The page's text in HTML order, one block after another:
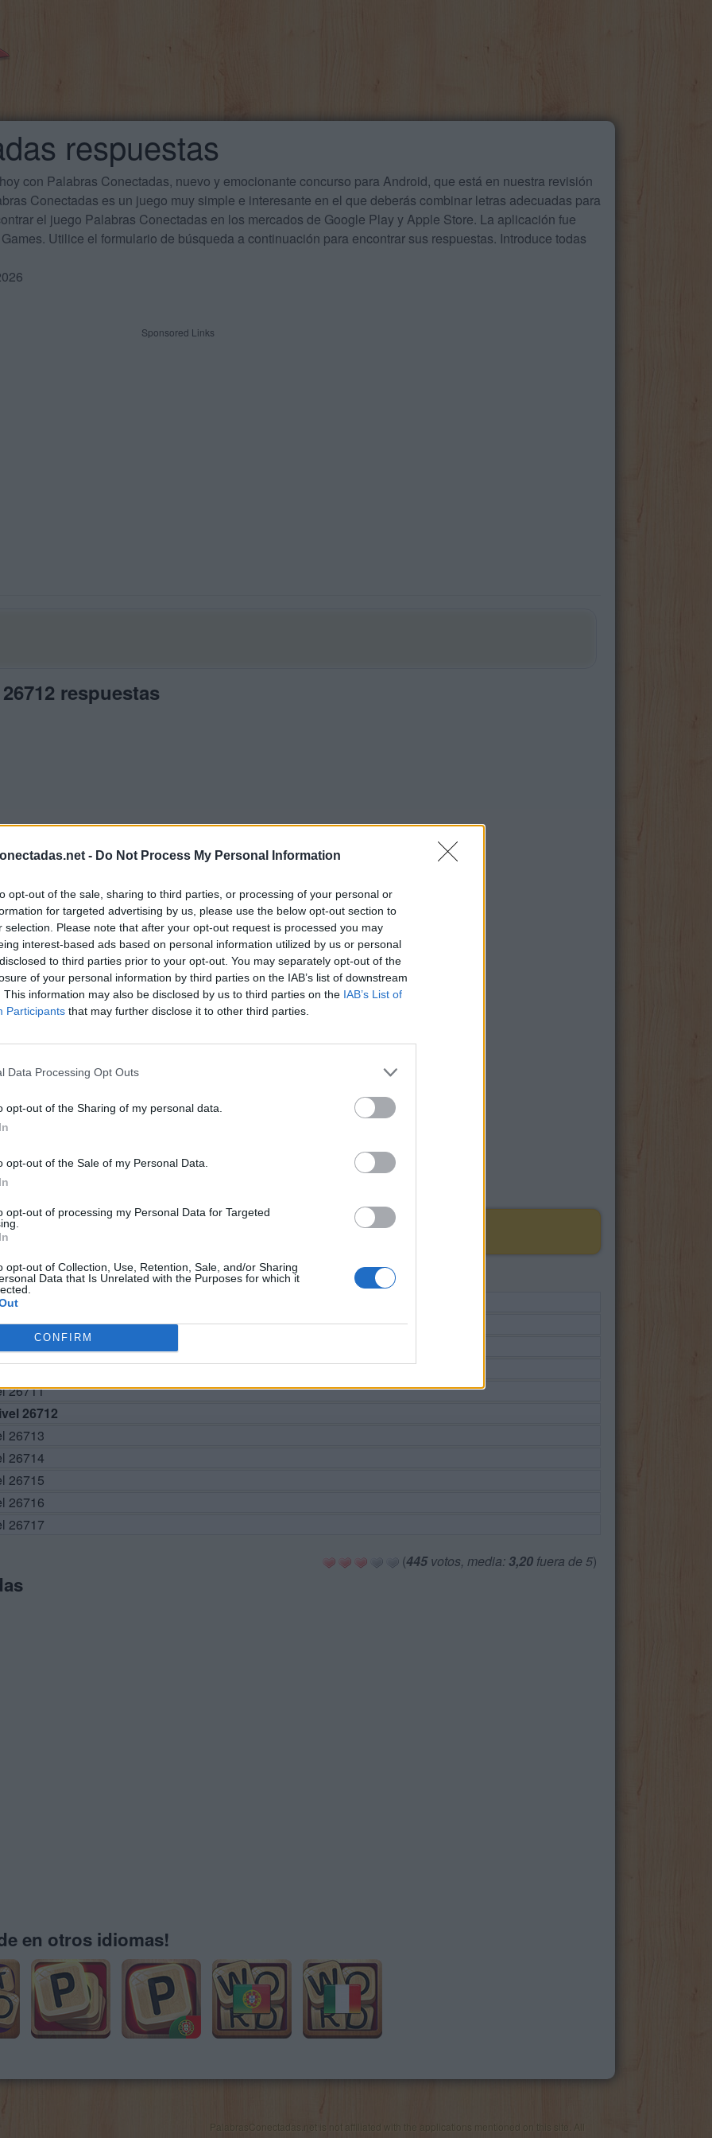
- Do Not Process My Personal Information
opt-out of the sale, sharing to third parties, or processing of your personal or
for targeted advertising by us, please use the below opt-out section to
selection. Please note that after your opt-out request is processed you may
interest-based ads based on personal information utilized by us or personal
to third parties prior to your opt-out. You may separately opt-out of the
of your personal information by third parties on the IAB’s list of downstream
This information may also be disclosed by us to third parties on the IAB’s List of
Participants that may further disclose it to other third parties.
Data Processing Opt Outs
opt-out of the Sharing of my personal data.
opt-out of the Sale of my Personal Data.
opt-out of processing my Personal Data for Targeted
opt-out of Collection, Use, Retention, Sale, and/or Sharing
Data that Is Unrelated with the Purposes for which it
CONFIRM
respuestas
con Palabras Conectadas, nuevo y emocionante concurso para Android, que está en nuestra revisión
Conectadas es un juego muy simple e interesante en el que deberás combinar letras adecuadas para
el juego Palabras Conectadas en los mercados de Google Play y Apple Store. La aplicación fue
Utilice el formulario de búsqueda a continuación para encontrar sus respuestas. Introduce todas
Sponsored Links
respuestas
BUSCAR MÁS RESPUESTAS
26708
26709
26710
26711
26712
26713
26714
26715
26716
26717
(445votos, media: 3,20 fuera de 5)
en otros idiomas!
PalabrasConectadas.net is not affiliated with the applications mentioned on this site. All